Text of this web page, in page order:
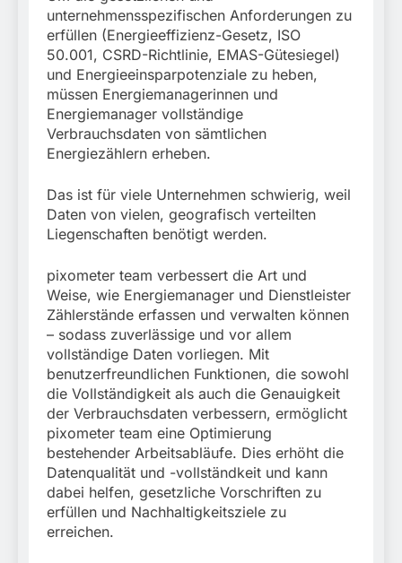
Bahnverkehr
unternehmensspezifischen Anforderungen zu
erfüllen (Energieeffizienz-Gesetz, ISO
50.001, CSRD-Richtlinie, EMAS-Gütesiegel)
und Energieeinsparpotenziale zu heben,
müssen Energiemanagerinnen und
Energiemanager vollständige
Verbrauchsdaten von sämtlichen
Energiezählern erheben.
Das ist für viele Unternehmen schwierig, weil
Daten von vielen, geografisch verteilten
Liegenschaften benötigt werden.
pixometer team verbessert die Art und
Weise, wie Energiemanager und Dienstleister
Zählerstände erfassen und verwalten können
– sodass zuverlässige und vor allem
vollständige Daten vorliegen. Mit
benutzerfreundlichen Funktionen, die sowohl
die Vollständigkeit als auch die Genauigkeit
der Verbrauchsdaten verbessern, ermöglicht
pixometer team eine Optimierung
bestehender Arbeitsabläufe. Dies erhöht die
Datenqualität und -vollständkeit und kann
dabei helfen, gesetzliche Vorschriften zu
erfüllen und Nachhaltigkeitsziele zu
erreichen.